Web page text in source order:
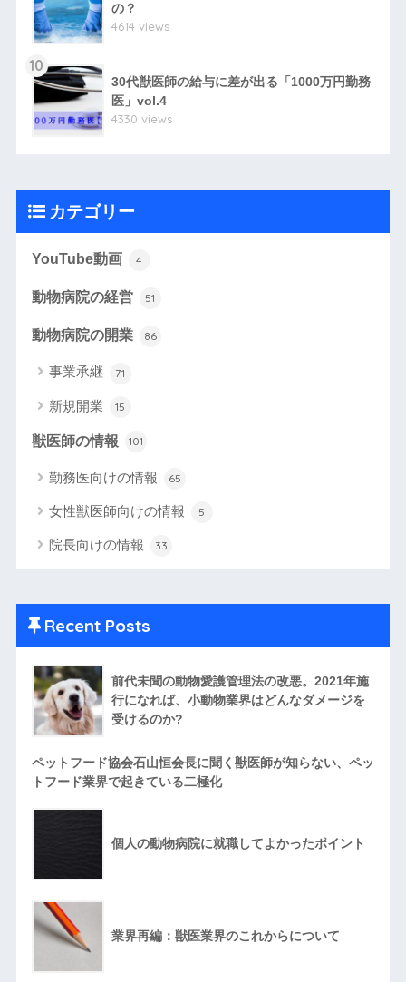
の？
4614 views
10
30代獣医師の給与に差が出る「1000万円勤務
医」vol.4
4330 views
カテゴリー
YouTube動画 4
動物病院の経営 51
動物病院の開業 86
事業承継 71
新規開業 15
獣医師の情報 101
勤務医向けの情報 65
女性獣医師向けの情報 5
院長向けの情報 33
Recent Posts
前代未聞の動物愛護管理法の改悪。2021年施
行になれば、小動物業界はどんなダメージを
受けるのか?
ペットフード協会石山恒会長に聞く獣医師が知らない、ペッ
トフード業界で起きている二極化
個人の動物病院に就職してよかったポイント
業界再編：獣医業界のこれからについて